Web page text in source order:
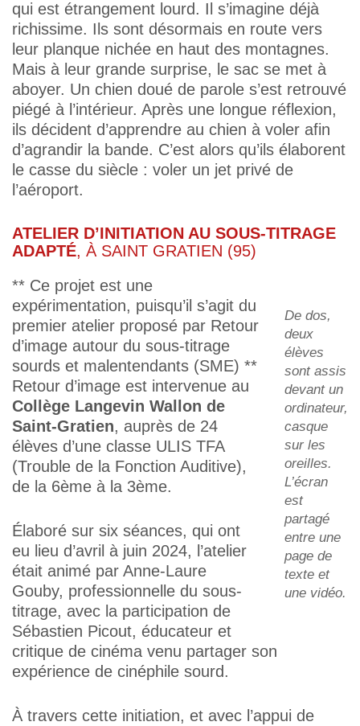
qui est étrangement lourd. Il s’imagine déjà
richissime. Ils sont désormais en route vers
leur planque nichée en haut des montagnes.
Mais à leur grande surprise, le sac se met à
aboyer. Un chien doué de parole s’est retrouvé
piégé à l’intérieur. Après une longue réflexion,
ils décident d’apprendre au chien à voler afin
d’agrandir la bande. C’est alors qu’ils élaborent
le casse du siècle : voler un jet privé de
l’aéroport.
ATELIER D’INITIATION AU SOUS-TITRAGE
ADAPTÉ, À SAINT GRATIEN (95)
De dos,
deux
élèves
sont assis
devant un
ordinateur,
casque
sur les
oreilles.
L’écran
est
partagé
entre une
page de
texte et
une vidéo.
** Ce projet est une
expérimentation, puisqu’il s’agit du
premier atelier proposé par Retour
d’image autour du sous-titrage
sourds et malentendants (SME) **
Retour d’image est intervenue au
Collège Langevin Wallon de
Saint-Gratien, auprès de 24
élèves d’une classe ULIS TFA
(Trouble de la Fonction Auditive),
de la 6ème à la 3ème.
Élaboré sur six séances, qui ont
eu lieu d’avril à juin 2024, l’atelier
était animé par Anne-Laure
Gouby, professionnelle du sous-
titrage, avec la participation de
Sébastien Picout, éducateur et
critique de cinéma venu partager son
expérience de cinéphile sourd.
À travers cette initiation, et avec l’appui de